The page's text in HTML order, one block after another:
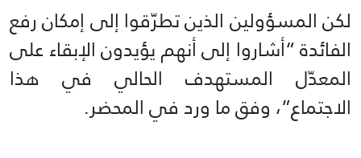
لكن المسؤولين الذين تطرّقوا إلى إمكان رفع
الفائدة “أشاروا إلى أنهم يؤيدون الإبقاء على
المعدّل المستهدف الحالي في هذا
الاجتماع”، وفق ما ورد في المحضر.